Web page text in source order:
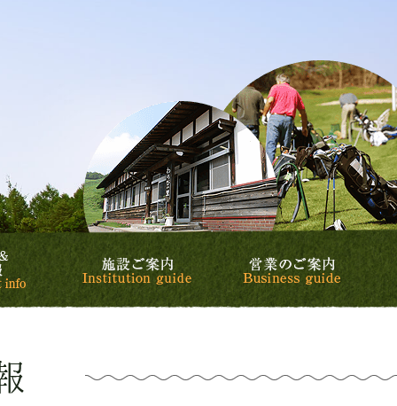
スケジュール&イベント情報施設ご案内 営業の
ントリークラブ